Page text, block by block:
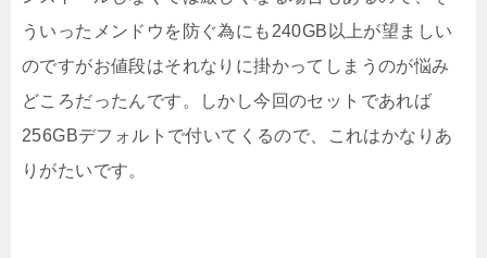
ういったメンドウを防ぐ為にも240GB以上が望ましい
のですがお値段はそれなりに掛かってしまうのが悩み
どころだったんです。しかし今回のセットであれば
256GBデフォルトで付いてくるので、これはかなりあ
りがたいです。